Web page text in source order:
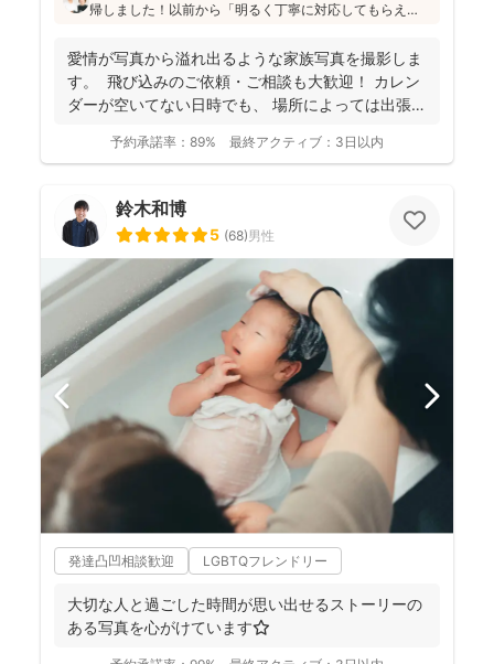
帰しました！以前から「明るく丁寧に対応してもらえ
と好評です♪特にニューボーンフォトは様々な研修を受講
し、クオリティ高いお写真をお届けされています(^^)
愛情が写真から溢れ出るような家族写真を撮影しま
す。 飛び込みのご依頼・ご相談も大歓迎！ カレン
ダーが空いてない日時でも、 場所によっては出張で
予約承諾率： 89% 最終アクティブ： 3日以内
鈴木和博
5 (68)男性
発達凸凹相談歓迎 LGBTQフレンドリー
大切な人と過ごした時間が思い出せるストーリーの
ある写真を心がけています⭐️